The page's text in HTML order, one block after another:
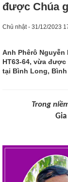
được Chúa
Chủ nhật - 31/12/2023
Anh Phêrô
HT63-64, vừa được
tại Bình Long,
Trong